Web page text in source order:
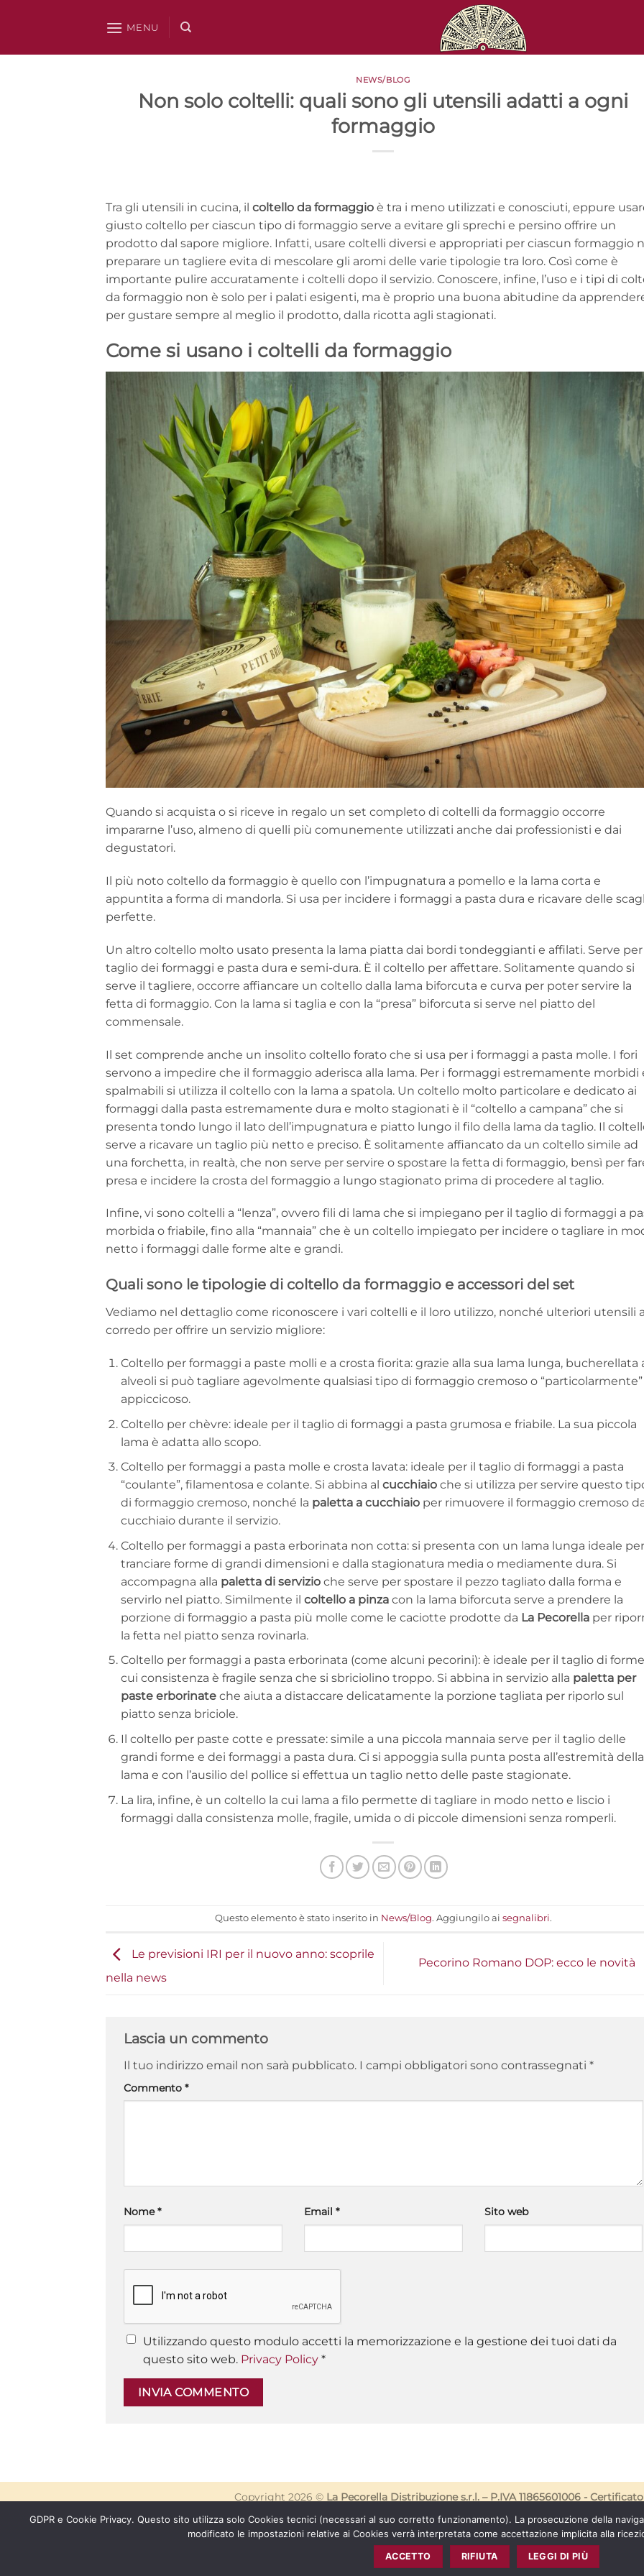
MENU
NEWS/BLOG
Non solo coltelli: quali sono gli utensili adatti a ogni
formaggio
Tra gli utensili in cucina, il coltello da formaggio è tra i meno utilizzati e conosciuti, eppure
giusto coltello per ciascun tipo di formaggio serve a evitare gli sprechi e persino offrire un
prodotto dal sapore migliore. Infatti, usare coltelli diversi e appropriati per ciascun formaggio
preparare un tagliere evita di mescolare gli aromi delle varie tipologie tra loro. Così come è
importante pulire accuratamente i coltelli dopo il servizio. Conoscere, infine, l’uso e i tipi di
da formaggio non è solo per i palati esigenti, ma è proprio una buona abitudine da
per gustare sempre al meglio il prodotto, dalla ricotta agli stagionati.
Come si usano i coltelli da formaggio
Quando si acquista o si riceve in regalo un set completo di coltelli da formaggio occorre
impararne l’uso, almeno di quelli più comunemente utilizzati anche dai professionisti e dai
degustatori.
Il più noto coltello da formaggio è quello con l’impugnatura a pomello e la lama corta e
appuntita a forma di mandorla. Si usa per incidere i formaggi a pasta dura e ricavare delle
perfette.
Un altro coltello molto usato presenta la lama piatta dai bordi tondeggianti e affilati. Serve per
taglio dei formaggi e pasta dura e semi-dura. È il coltello per affettare. Solitamente quando si
serve il tagliere, occorre affiancare un coltello dalla lama biforcuta e curva per poter servire la
fetta di formaggio. Con la lama si taglia e con la “presa” biforcuta si serve nel piatto del
commensale.
Il set comprende anche un insolito coltello forato che si usa per i formaggi a pasta molle. I fori
servono a impedire che il formaggio aderisca alla lama. Per i formaggi estremamente morbidi
spalmabili si utilizza il coltello con la lama a spatola. Un coltello molto particolare e dedicato ai
formaggi dalla pasta estremamente dura e molto stagionati è il “coltello a campana” che si
presenta tondo lungo il lato dell’impugnatura e piatto lungo il filo della lama da taglio. Il
serve a ricavare un taglio più netto e preciso. È solitamente affiancato da un coltello simile ad
una forchetta, in realtà, che non serve per servire o spostare la fetta di formaggio, bensì per
presa e incidere la crosta del formaggio a lungo stagionato prima di procedere al taglio.
Infine, vi sono coltelli a “lenza”, ovvero fili di lama che si impiegano per il taglio di formaggi a
morbida o friabile, fino alla “mannaia” che è un coltello impiegato per incidere o tagliare in
netto i formaggi dalle forme alte e grandi.
Quali sono le tipologie di coltello da formaggio e accessori del set
Vediamo nel dettaglio come riconoscere i vari coltelli e il loro utilizzo, nonché ulteriori utensili a
corredo per offrire un servizio migliore:
Coltello per formaggi a paste molli e a crosta fiorita: grazie alla sua lama lunga, bucherellata
alveoli si può tagliare agevolmente qualsiasi tipo di formaggio cremoso o “particolarmente”
appiccicoso.
Coltello per chèvre: ideale per il taglio di formaggi a pasta grumosa e friabile. La sua piccola
lama è adatta allo scopo.
Coltello per formaggi a pasta molle e crosta lavata: ideale per il taglio di formaggi a pasta
“coulante”, filamentosa e colante. Si abbina al cucchiaioche si utilizza per servire questo
di formaggio cremoso, nonché la paletta a cucchiaioper rimuovere il formaggio cremoso
cucchiaio durante il servizio.
Coltello per formaggi a pasta erborinata non cotta: si presenta con un lama lunga ideale per
tranciare forme di grandi dimensioni e dalla stagionatura media o mediamente dura. Si
accompagna alla paletta di servizioche serve per spostare il pezzo tagliato dalla forma e
servirlo nel piatto. Similmente il coltello a pinzacon la lama biforcuta serve a prendere la
porzione di formaggio a pasta più molle come le caciotte prodotte da La Pecorellaper
la fetta nel piatto senza rovinarla.
Coltello per formaggi a pasta erborinata (come alcuni pecorini): è ideale per il taglio di
cui consistenza è fragile senza che si sbriciolino troppo. Si abbina in servizio alla paletta per
paste erborinateche aiuta a distaccare delicatamente la porzione tagliata per riporlo sul
piatto senza briciole.
Il coltello per paste cotte e pressate: simile a una piccola mannaia serve per il taglio delle
grandi forme e dei formaggi a pasta dura. Ci si appoggia sulla punta posta all’estremità della
lama e con l’ausilio del pollice si effettua un taglio netto delle paste stagionate.
La lira, infine, è un coltello la cui lama a filo permette di tagliare in modo netto e liscio i
formaggi dalla consistenza molle, fragile, umida o di piccole dimensioni senza romperli.
Questo elemento è stato inserito in News/Blog. Aggiungilo ai segnalibri.
Le previsioni IRI per il nuovo anno: scoprile
nella news
Pecorino Romano DOP: ecco le novità
Lascia un commento
Il tuo indirizzo email non sarà pubblicato. I campi obbligatori sono contrassegnati *
Commento *
Nome* Email * Sito web
Utilizzando questo modulo accetti la memorizzazione e la gestione dei tuoi dati da
questo sito web. Privacy Policy *
Copyright 2026 © La Pecorella Distribuzione s.r.l. – P.IVA 11865601006 - Certificato
CONSENSO AI COOKIES
GDPR e Cookie Privacy. Questo sito utilizza solo Cookies tecnici (necessari al suo corretto funzionamento). La prosecuzione della
modificato le impostazioni relative ai Cookies verrà interpretata come accettazione implicita alla
ACCETTO RIFIUTA LEGGI DI PIÙ